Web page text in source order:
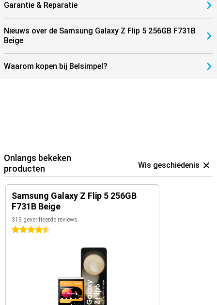
Garantie & Reparatie
Nieuws over de Samsung Galaxy Z Flip 5 256GB F731B
Beige
Waarom kopen bij Belsimpel?
Onlangs bekeken
producten
Wis geschiedenis
Samsung Galaxy Z Flip 5 256GB
F731B Beige
319 geverifieerde reviews
4.5 sterren